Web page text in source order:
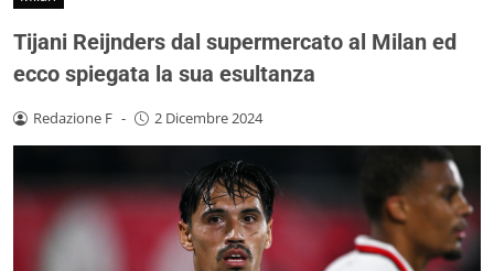
Tijani Reijnders dal supermercato al Milan ed
ecco spiegata la sua esultanza
Redazione F - 2 Dicembre 2024